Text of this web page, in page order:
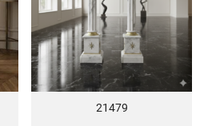
21479